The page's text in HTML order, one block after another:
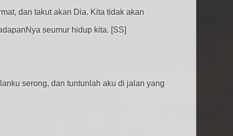
dan takut akan Dia. Kita tidak akan
seumur hidup kita. [SS]
serong, dan tuntunlah aku di jalan yang